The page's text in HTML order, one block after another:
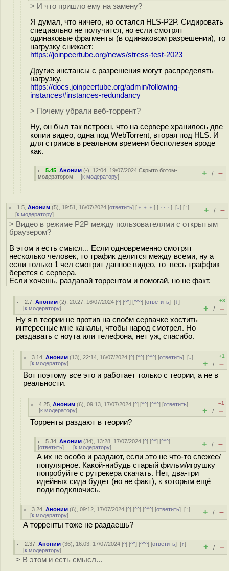
> И что пришло ему на замену?
Я думал, что ничего, но остался HLS-P2P. Сидировать
специально не получится, но если смотрят
одинаковые фрагменты (в одинаковом разрешении), то
нагрузку снижает:
https://joinpeertube.org/news/stress-test-2023
Другие инстансы с разрешения могут распределять
нагрузку.
https://docs.joinpeertube.org/admin/following-
instances#instances-redundancy
> Почему убрали веб-торрент?
Ну, он был так встроен, что на сервере хранилось две
копии видео, одна под WebTorrent, вторая под HLS. И
для стримов в реальном времени бесполезен вроде
как.
5.45 ,Аноним (-), 12:04, 19/07/2024Скрыто ботом-
модератором [к модератору] + / –
1.5 ,Аноним (5), 19:51, 16/07/2024 [ответить] [ ﹢﹢﹢] [ · · ·][↓] [↑]
[к модератору] + / –
> Видео в режиме P2P между пользователями с открытым
браузером?
В этом и есть смысл... Если одновременно смотрят
несколько человек, то трафик делится между всеми, ну а
если только 1 чел смотрит данное видео, то весь траффик
берется с сервера.
Если хочешь, раздавай торрентом и помогай, но не факт.
2.7 ,Аноним (2), 20:27, 16/07/2024 [^] [^^] [^^^] [ответить][↓]
[к модератору]
+3
+ / –
Ну я в теории не против на своём сервачке хостить
интересные мне каналы, чтобы народ смотрел. Но
раздавать с ноута или телефона, нет уж, спасибо.
3.14 ,Аноним (13), 22:14, 16/07/2024 [^] [^^] [^^^] [ответить][↓]
[к модератору]
+1
+ / –
Вот поэтому все это и работает только с теории, а не в
реальности.
4.25 ,Аноним (6), 09:13, 17/07/2024 [^] [^^] [^^^] [ответить]
[к модератору]
–1
+ / –
Торренты раздают в теории?
5.34 ,Аноним (34), 13:28, 17/07/2024 [^] [^^] [^^^]
[ответить] [к модератору] + / –
А их не особо и раздают, если это не что-то свежее/
популярное. Какой-нибудь старый фильм/игрушку
попробуйте с рутрекера скачать. Нет, два-три
идейных сида будет (но не факт), к которым ещё
поди подключись.
3.24 ,Аноним (6), 09:12, 17/07/2024 [^] [^^] [^^^] [ответить][↑]
[к модератору] + / –
А торренты тоже не раздаешь?
2.37 ,Аноним (36), 16:03, 17/07/2024 [^] [^^] [^^^] [ответить][↑]
[к модератору] + / –
> В этом и есть смысл...